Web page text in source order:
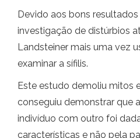
Devido aos bons
investigação de distúrbios
Landsteiner mais uma vez
examinar a sífilis.
Este estudo demoliu mitos
conseguiu demonstrar que
indivíduo com outro foi
características e não pela